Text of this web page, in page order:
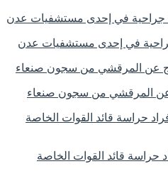
في إحدى مستشفيات عدن
عن المرقشي من سجون صنعاء
حراسة قائد القوات الخاصة